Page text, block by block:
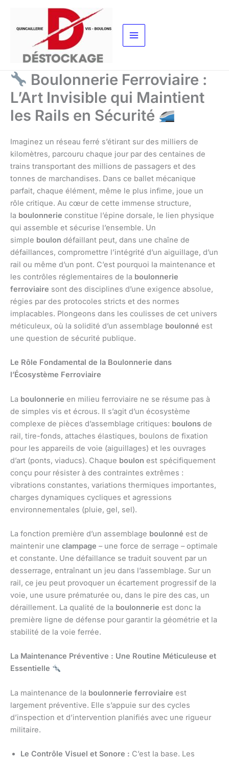
contenu
Boulonnerie Ferroviaire :
L’Art Invisible qui Maintient
les Rails en Sécurité
Imaginez un réseau ferré s’étirant sur des milliers de
kilomètres, parcouru chaque jour par des centaines de
trains transportant des millions de passagers et des
tonnes de marchandises. Dans ce ballet mécanique
parfait, chaque élément, même le plus infime, joue un
rôle critique. Au cœur de cette immense structure,
la boulonnerie constitue l’épine dorsale, le lien physique
qui assemble et sécurise l’ensemble. Un
simple boulon défaillant peut, dans une chaîne de
défaillances, compromettre l’intégrité d’un aiguillage, d’un
rail ou même d’un pont. C’est pourquoi la maintenance et
les contrôles réglementaires de la boulonnerie
ferroviaire sont des disciplines d’une exigence absolue,
régies par des protocoles stricts et des normes
implacables. Plongeons dans les coulisses de cet univers
méticuleux, où la solidité d’un assemblage boulonné est
une question de sécurité publique.
Le Rôle Fondamental de la Boulonnerie dans
l’Écosystème Ferroviaire
La boulonnerie en milieu ferroviaire ne se résume pas à
de simples vis et écrous. Il s’agit d’un écosystème
complexe de pièces d’assemblage critiques: boulons de
rail, tire-fonds, attaches élastiques, boulons de fixation
pour les appareils de voie (aiguillages) et les ouvrages
d’art (ponts, viaducs). Chaque boulon est spécifiquement
conçu pour résister à des contraintes extrêmes :
vibrations constantes, variations thermiques importantes,
charges dynamiques cycliques et agressions
environnementales (pluie, gel, sel).
La fonction première d’un assemblage boulonné est de
maintenir une clampage – une force de serrage – optimale
et constante. Une défaillance se traduit souvent par un
desserrage, entraînant un jeu dans l’assemblage. Sur un
rail, ce jeu peut provoquer un écartement progressif de la
voie, une usure prématurée ou, dans le pire des cas, un
déraillement. La qualité de la boulonnerie est donc la
première ligne de défense pour garantir la géométrie et la
stabilité de la voie ferrée.
La Maintenance Préventive : Une Routine Méticuleuse et
Essentielle
La maintenance de la boulonnerie ferroviaire est
largement préventive. Elle s’appuie sur des cycles
d’inspection et d’intervention planifiés avec une rigueur
militaire.
Le Contrôle Visuel et Sonore : C’est la base. Les